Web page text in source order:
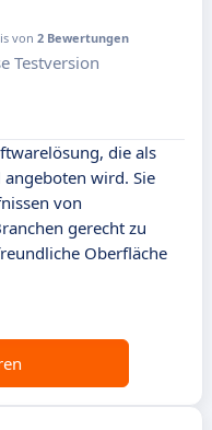
von 2 Bewertungen
Testversion
die als
angeboten wird. Sie
von
gerecht zu
Oberfläche